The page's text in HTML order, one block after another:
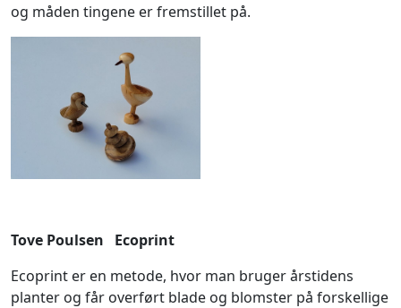
og måden tingene er fremstillet på.
Tove Poulsen Ecoprint
Ecoprint er en metode, hvor man bruger årstidens
planter og får overført blade og blomster på forskellige